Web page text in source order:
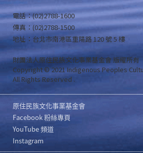
電話：(02)2788-1600
傳真：(02)2788-1500
地址：台北市南港區重陽路 120 號 5 樓
財團法人原住民族文化事業基金會 版權所有
Copyright © 2021 Indigenous Peoples
All Rights Reserved .
原住民族文化事業基金會
Facebook 粉絲專頁
YouTube 頻道
Instagram